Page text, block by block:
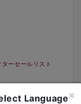
ーセールリスト
Language×